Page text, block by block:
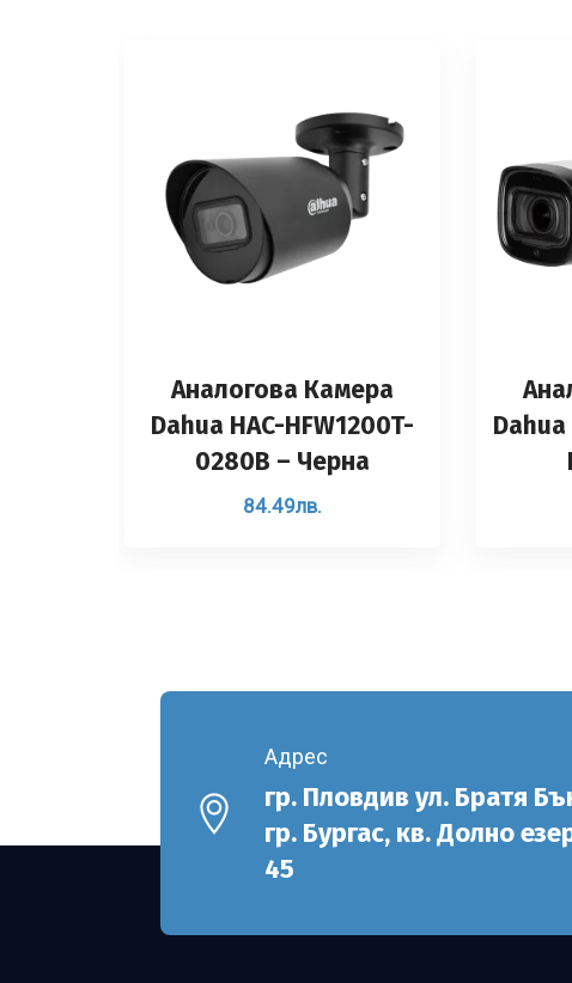
Аналоговa Камерa
Dahua HAC-HFW1200T-
0280B – Черна
84.49лв.
Dahua
Адрес
гр. Пловдив ул. Братя
гр. Бургас, кв. Долно
45